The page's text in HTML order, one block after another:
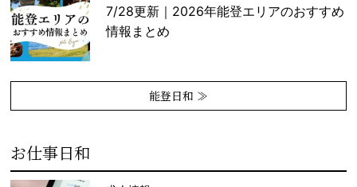
7/28更新｜2026年能登エリアのおすすめ
情報まとめ
能登日和 ≫
お仕事日和